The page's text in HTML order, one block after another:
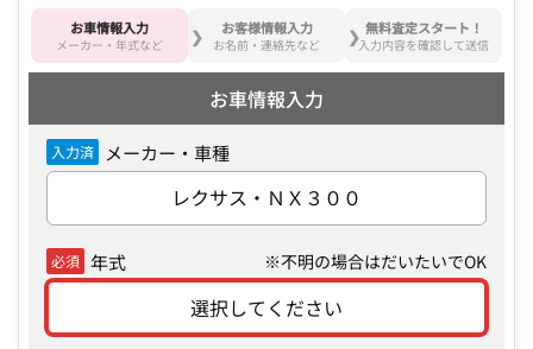
お車情報入力
メーカー・年式など
お客様情報入力
お名前・連絡先など
無料査定スタート！
入力内容を確認して送信
お車情報入力
入力済 メーカー・車種
レクサス・ＮＸ３００
必須 年式 ※不明の場合はだいたいでOK
選択してください